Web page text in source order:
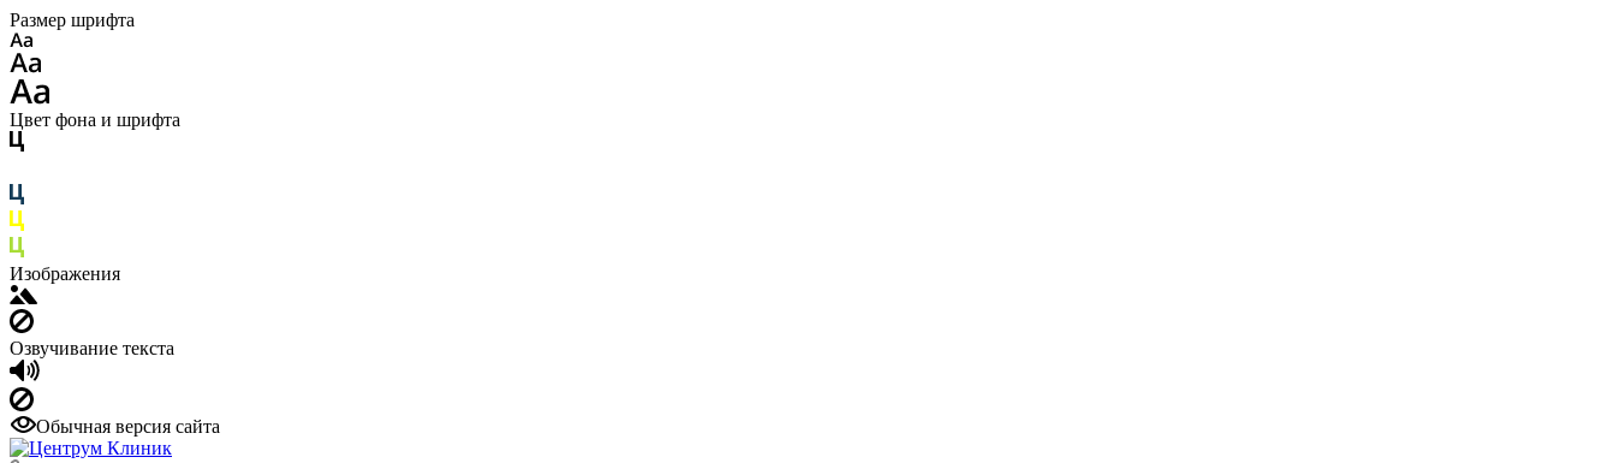
Размер шрифта
Цвет фона и шрифта
Изображения
Озвучивание текста
Обычная версия сайта